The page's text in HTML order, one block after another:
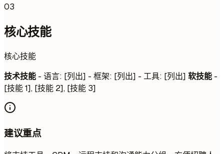
03
核心技能
核心技能
技术技能 - 语言: [列出] - 框架: [列出] - 工具: [列出] 软技能 -
[技能 1], [技能 2], [技能 3]
建议重点